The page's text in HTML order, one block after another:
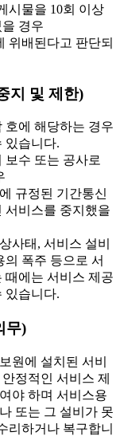
시물을 10회 이상
경우
위배된다고 판단되
지 및 제한)
에 해당하는 경우
있습니다.
보수 또는 공사로
규정된 기간통신
서비스를 중지했을
사태, 서비스 설비
의 폭주 등으로 서
때에는 서비스 제공
있습니다.
무)
원에 설치된 서비
정적인 서비스 제
야 하며 서비스용
또는 그 설비가 못
리하거나 복구합니